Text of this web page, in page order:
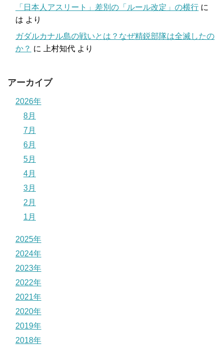
「日本人アスリート」差別の「ルール改定」の横行 に
は より
ガダルカナル島の戦いとは？なぜ精鋭部隊は全滅したの
か？ に 上村知代 より
アーカイブ
2026年
8月
7月
6月
5月
4月
3月
2月
1月
2025年
2024年
2023年
2022年
2021年
2020年
2019年
2018年